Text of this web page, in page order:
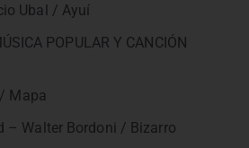
Ubal / Ayuí
POPULAR Y CANCIÓN
Mapa
– Walter Bordoni / Bizarro